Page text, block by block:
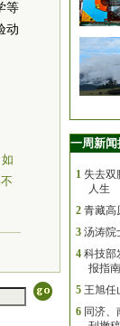
等
动
一周新闻
1 失去双
人生
2 青藏高
3 汤涛院
4 科技部
报指南
5 王旭任
6 同济